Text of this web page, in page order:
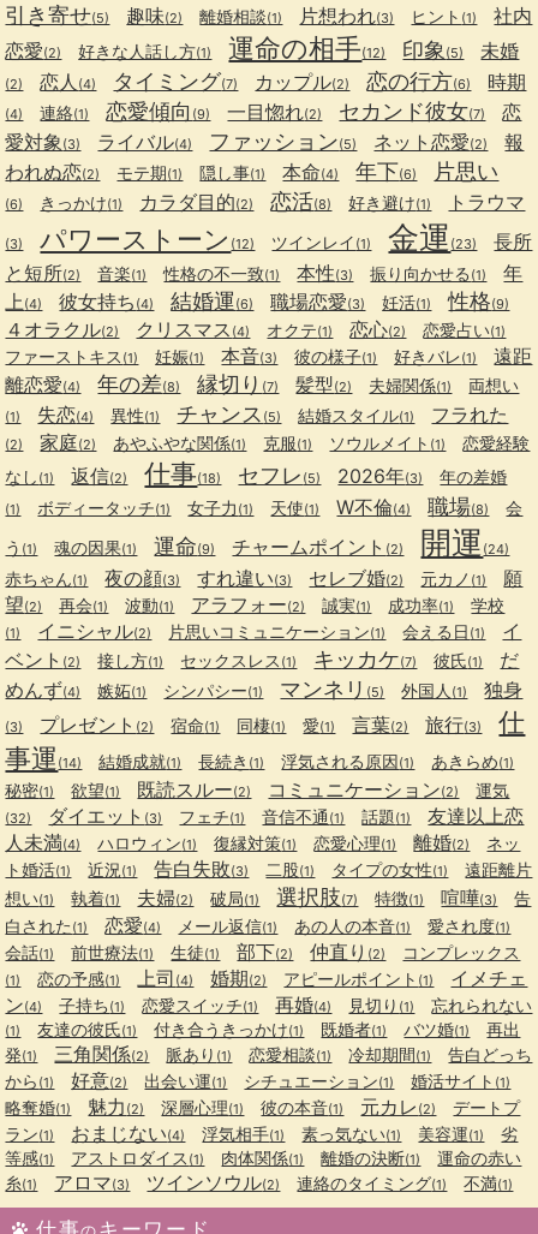
引き寄せ(5) 趣味(2) 離婚相談(1) 片想われ(3) ヒント (1)
社内
恋愛(2) 好きな人話し方(1) 運命の相手(12) 印象 (5) 未婚
(2) 恋人 (4) タイミング(7) カップル(2) 恋の行方(6) 時期
(4) 連絡(1) 恋愛傾向 (9) 一目惚れ(2) セカンド彼女(7)
恋
愛対象 (3) ライバル(4) ファッション(5) ネット恋愛(2)
報
われぬ恋(2) モテ期(1) 隠し事(1) 本命(4) 年下(6) 片思い
(6) きっかけ(1) カラダ目的(2) 恋活(8) 好き避け(1) トラウマ
(3) パワーストーン (12) ツインレイ (1) 金運 (23)
長所
と短所(2) 音楽(1) 性格の不一致(1) 本性(3) 振り向かせる (1)
年
上 (4) 彼女持ち (4) 結婚運(6) 職場恋愛(3) 妊活(1) 性格(9)
４オラクル(2) クリスマス (4) オクテ(1) 恋心(2) 恋愛占い(1)
ファーストキス (1) 妊娠(1) 本音(3) 彼の様子(1) 好きバレ(1)
遠距
離恋愛(4) 年の差(8) 縁切り (7) 髪型(2) 夫婦関係(1) 両想い
(1) 失恋(4) 異性(1) チャンス (5) 結婚スタイル(1) フラれた
(2) 家庭(2) あやふやな関係(1) 克服(1) ソウルメイト (1)
恋愛経験
なし (1) 返信(2) 仕事(18) セフレ (5) 2026年(3) 年の差婚
(1) ボディータッチ(1) 女子力 (1) 天使(1) W不倫(4) 職場(8)
会
う (1) 魂の因果(1) 運命(9) チャームポイント (2) 開運 (24)
赤ちゃん(1) 夜の顔(3) すれ違い(3) セレブ婚(2) 元カノ (1)
願
望(2) 再会(1) 波動(1) アラフォー(2) 誠実(1) 成功率(1) 学校
(1) イニシャル(2) 片思いコミュニケーション(1) 会える日 (1)
イ
ベント (2) 接し方(1) セックスレス (1) キッカケ(7) 彼氏(1)
だ
めんず(4) 嫉妬(1) シンパシー(1) マンネリ (5) 外国人 (1) 独身
(3) プレゼント (2) 宿命(1) 同棲(1) 愛(1) 言葉(2) 旅行(3)
仕
事運 (14) 結婚成就(1) 長続き (1) 浮気される原因(1) あきらめ(1)
秘密(1) 欲望(1) 既読スルー(2) コミュニケーション(2) 運気
(32) ダイエット (3) フェチ(1) 音信不通 (1) 話題(1)
友達以上恋
人未満(4) ハロウィン(1) 復縁対策(1) 恋愛心理(1) 離婚(2)
ネッ
ト婚活(1) 近況 (1) 告白失敗(3) 二股(1) タイプの女性(1)
遠距離片
想い(1) 執着(1) 夫婦(2) 破局(1) 選択肢(7) 特徴(1) 喧嘩(3)
告
白された (1) 恋愛(4) メール返信(1) あの人の本音(1) 愛され度(1)
会話(1) 前世療法(1) 生徒(1) 部下(2) 仲直り (2) コンプレックス
(1) 恋の予感(1) 上司 (4) 婚期(2) アピールポイント (1)
イメチェ
ン(4) 子持ち(1) 恋愛スイッチ(1) 再婚(4) 見切り (1) 忘れられない
(1) 友達の彼氏(1) 付き合うきっかけ(1) 既婚者(1) バツ婚(1)
再出
発(1) 三角関係(2) 脈あり (1) 恋愛相談(1) 冷却期間(1)
告白どっち
から (1) 好意(2) 出会い運(1) シチュエーション(1) 婚活サイト (1)
略奪婚(1) 魅力 (2) 深層心理(1) 彼の本音(1) 元カレ (2)
デートプ
ラン(1) おまじない(4) 浮気相手(1) 素っ気ない(1) 美容運(1)
劣
等感(1) アストロダイス (1) 肉体関係(1) 離婚の決断(1)
運命の赤い
糸(1) アロマ(3) ツインソウル(2) 連絡のタイミング(1) 不満(1)
仕事 キーワード